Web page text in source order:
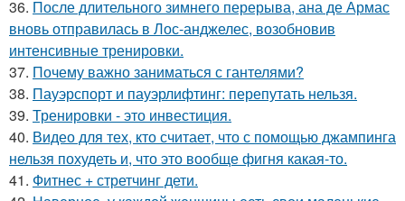
36. После длительного зимнего перерыва, ана де Армас
вновь отправилась в Лос-анджелес, возобновив
интенсивные тренировки.
37. Почему важно заниматься с гантелями?
38. Пауэрспорт и пауэрлифтинг: перепутать нельзя.
39. Тренировки - это инвестиция.
40. Видео для тех, кто считает, что с помощью джампинга
нельзя похудеть и, что это вообще фигня какая-то.
41. Фитнес + стретчинг дети.